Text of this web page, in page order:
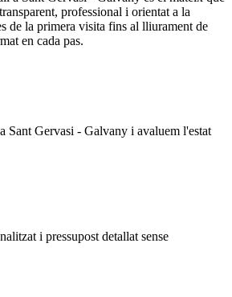
professional i orientat a la
de la primera visita fins al lliurament de
en cada pas.
Sant Gervasi - Galvany i avaluem l'estat
i pressupost detallat sense